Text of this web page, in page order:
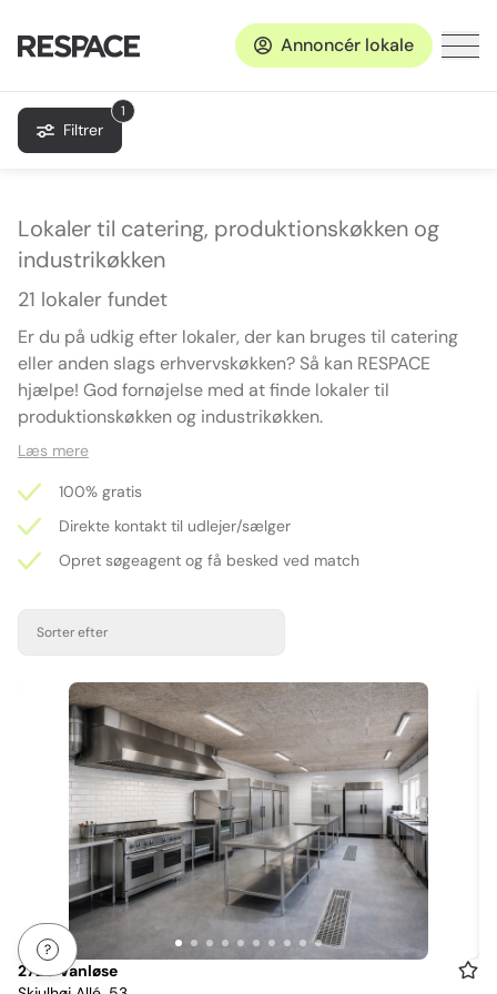
Annoncér lokale
1
Filtrer
Lokaler til catering, produktionskøkken og
industrikøkken
21 lokaler fundet
Er du på udkig efter lokaler, der kan bruges til catering
eller anden slags erhvervskøkken? Så kan RESPACE
hjælpe! God fornøjelse med at finde lokaler til
produktionskøkken og industrikøkken.
Læs mere
100% gratis
Direkte kontakt til udlejer/sælger
Opret søgeagent og få besked ved match
Sorter efter
Item
2720 Vanløse